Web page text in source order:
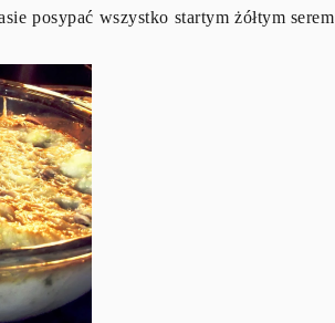
posypać wszystko startym żółtym serem